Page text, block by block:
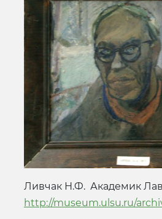
Ливчак Н.Ф. Академик
http://museum.ulsu.ru/